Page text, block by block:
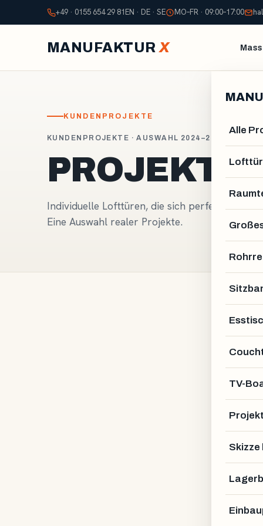
+49 · 0155 654 29 81EN · DE · SE MO–FR · 09:00–17:00
MANUFAKTURX
Alle
Lofttür
TV-
KUNDENPROJEKTE
KUNDENPROJEKTE · AUSWAHL 2024–2026
PROJEKTE
Individuelle Lofttüren, die sich perfekt in
Eine Auswahl realer Projekte.